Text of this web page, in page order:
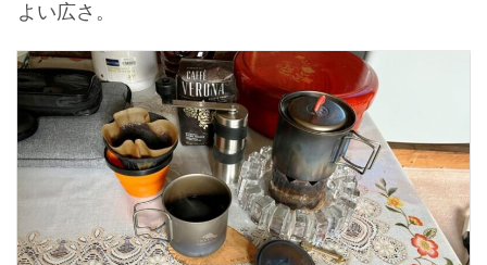
よい広さ。